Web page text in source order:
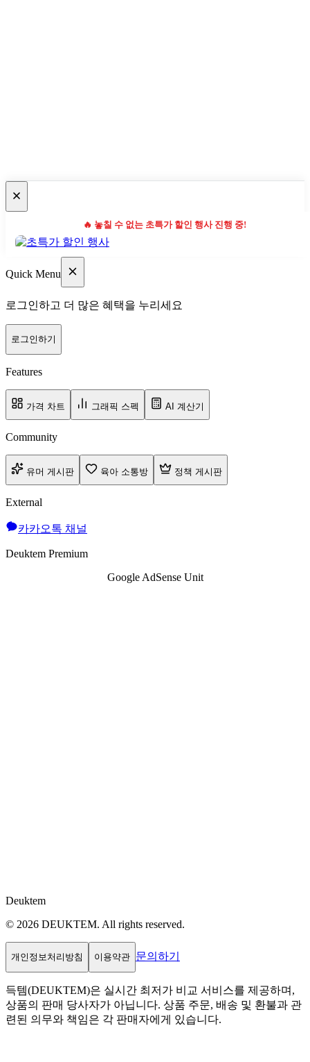
🔥 놓칠 수 없는 초특가 할인 행사 진행 중!
Quick Menu
로그인하고 더 많은 혜택을 누리세요
로그인하기
Features
가격 차트 그래픽 스펙 AI 계산기
Community
유머 게시판 육아 소통방 정책 게시판
External
카카오톡 채널
Deuktem Premium
Google AdSense Unit
Deuktem
© 2026 DEUKTEM. All rights reserved.
개인정보처리방침 이용약관 문의하기
득템(DEUKTEM)은 실시간 최저가 비교 서비스를 제공하며,
상품의 판매 당사자가 아닙니다. 상품 주문, 배송 및 환불과 관
련된 의무와 책임은 각 판매자에게 있습니다.